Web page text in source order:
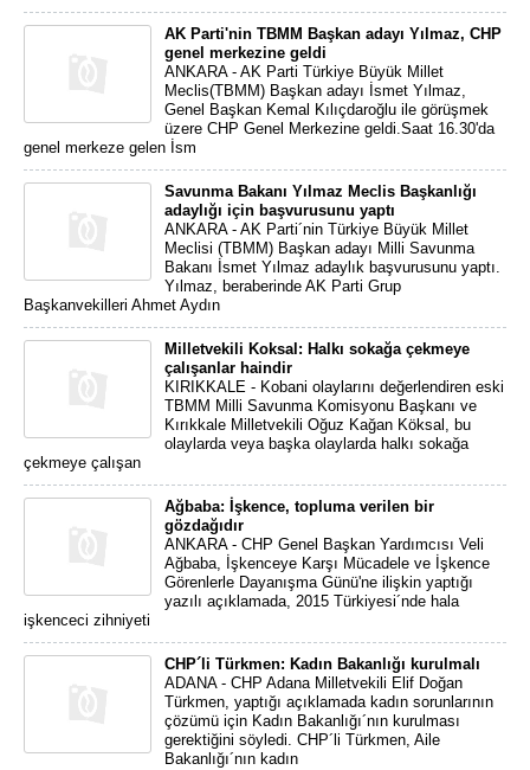
AK Parti'nin TBMM Başkan adayı Yılmaz, CHP
genel merkezine geldi
ANKARA - AK Parti Türkiye Büyük Millet
Meclis(TBMM) Başkan adayı İsmet Yılmaz,
Genel Başkan Kemal Kılıçdaroğlu ile görüşmek
üzere CHP Genel Merkezine geldi.Saat 16.30'da
genel merkeze gelen İsm
Savunma Bakanı Yılmaz Meclis Başkanlığı
adaylığı için başvurusunu yaptı
ANKARA - AK Parti´nin Türkiye Büyük Millet
Meclisi (TBMM) Başkan adayı Milli Savunma
Bakanı İsmet Yılmaz adaylık başvurusunu yaptı.
Yılmaz, beraberinde AK Parti Grup
Başkanvekilleri Ahmet Aydın
Milletvekili Koksal: Halkı sokağa çekmeye
çalışanlar haindir
KIRIKKALE - Kobani olaylarını değerlendiren eski
TBMM Milli Savunma Komisyonu Başkanı ve
Kırıkkale Milletvekili Oğuz Kağan Köksal, bu
olaylarda veya başka olaylarda halkı sokağa
çekmeye çalışan
Ağbaba: İşkence, topluma verilen bir
gözdağıdır
ANKARA - CHP Genel Başkan Yardımcısı Veli
Ağbaba, İşkenceye Karşı Mücadele ve İşkence
Görenlerle Dayanışma Günü'ne ilişkin yaptığı
yazılı açıklamada, 2015 Türkiyesi´nde hala
işkenceci zihniyeti
CHP´li Türkmen: Kadın Bakanlığı kurulmalı
ADANA - CHP Adana Milletvekili Elif Doğan
Türkmen, yaptığı açıklamada kadın sorunlarının
çözümü için Kadın Bakanlığı´nın kurulması
gerektiğini söyledi. CHP´li Türkmen, Aile
Bakanlığı´nın kadın